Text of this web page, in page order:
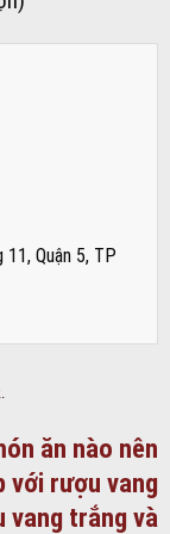
Quận 5, TP
.
ăn nào nên
với rượu vang
vang trắng và